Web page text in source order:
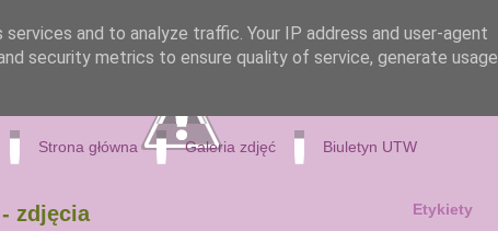
Strona główna Galeria zdjęć Biuletyn UTW
zdjęcia Etykiety
and to analyze traffic. Your IP address and user-agent
security metrics to ensure quality of service, generate usage